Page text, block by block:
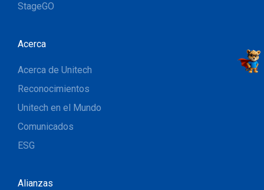
StageGO
Acerca
Acerca de Unitech
Reconocimientos
Unitech en el Mundo
Comunicados
ESG
Alianzas